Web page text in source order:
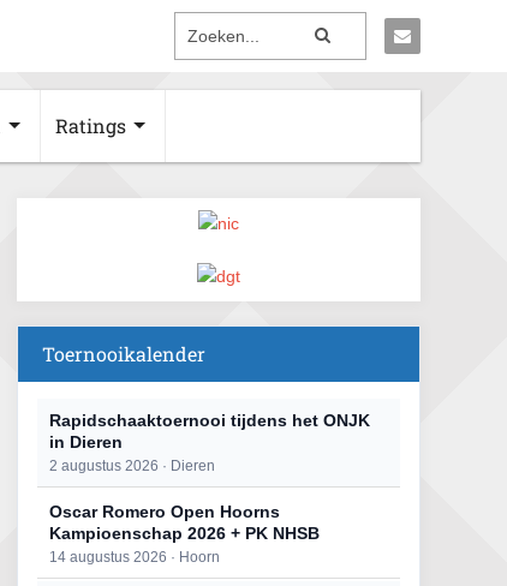
Ratings
Toernooikalender
Rapidschaaktoernooi tijdens het ONJK
in Dieren
2 augustus 2026 · Dieren
Oscar Romero Open Hoorns
Kampioenschap 2026 + PK NHSB
14 augustus 2026 · Hoorn